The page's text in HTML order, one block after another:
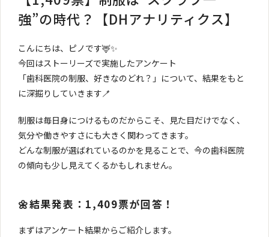
強”の時代？【DHアナリティクス】
こんにちは、ピノです🦌✨
今回はストーリーズで実施したアンケート
「歯科医院の制服、好きなのどれ？」について、結果をもと
に深掘りしていきます🪥
制服は毎日身につけるものだからこそ、見た目だけでなく、
気分や働きやすさにも大きく関わってきます。
どんな制服が選ばれているのかを見ることで、今の歯科医院
の傾向も少し見えてくるかもしれません。
🌼結果発表：1,409票が回答！
まずはアンケート結果からご紹介します。